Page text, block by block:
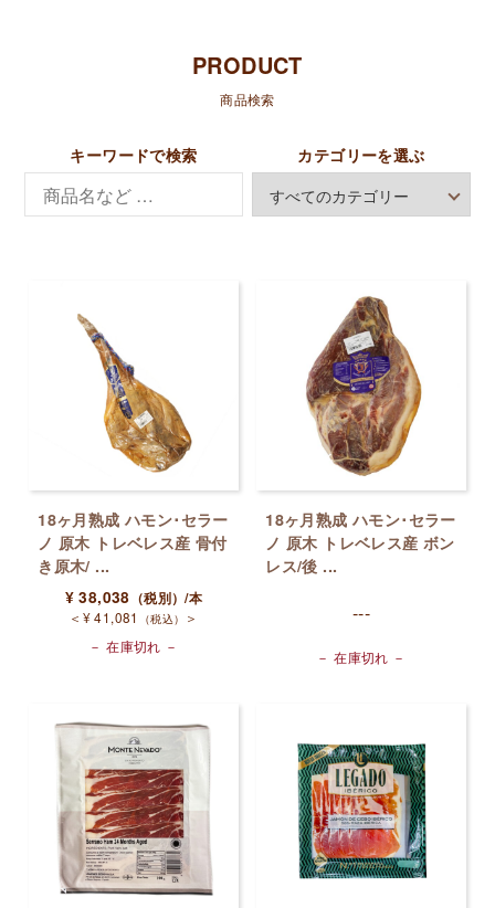
PRODUCT
商品検索
キーワードで検索 カテゴリーを選ぶ
18ヶ月熟成 ハモン･セラー
ノ 原木 トレベレス産 骨付
き原木/ ...
¥ 38,038 （税別）/本
＜ ¥41,081 （税込） ＞
－ 在庫切れ －
18ヶ月熟成 ハモン･セラー
ノ 原木 トレベレス産 ボン
レス/後 ...
---
－ 在庫切れ －